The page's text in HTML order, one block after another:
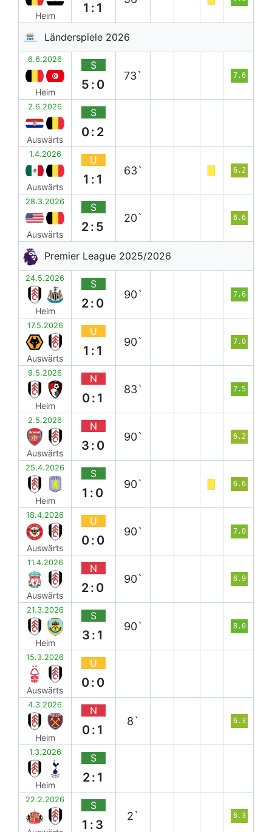
Heim
1:1
Länderspiele 2026
6.6.2026
Heim
S
5:0
73` 7.6
2.6.2026
Auswärts
S
0:2
1.4.2026
Auswärts
U
1:1
63` 6.2
28.3.2026
Auswärts
S
2:5
20` 6.6
Premier League 2025/2026
24.5.2026
Heim
S
2:0
90` 7.6
17.5.2026
Auswärts
U
1:1
90` 7.0
9.5.2026
Heim
N
0:1
83` 7.5
2.5.2026
Auswärts
N
3:0
90` 6.2
25.4.2026
Heim
S
1:0
90` 6.6
18.4.2026
Auswärts
U
0:0
90` 7.0
11.4.2026
Auswärts
N
2:0
90` 6.9
21.3.2026
Heim
S
3:1
90` 8.0
15.3.2026
Auswärts
U
0:0
4.3.2026
Heim
N
0:1
8` 6.3
1.3.2026
Heim
S
2:1
22.2.2026 S
1:3
2` 6.3